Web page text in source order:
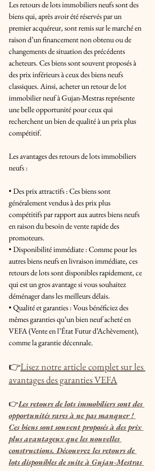
Les retours de lots immobiliers neufs sont des
biens qui, après avoir été réservés par un
premier acquéreur, sont remis sur le marché en
raison d’un financement non obtenu ou de
changements de situation des précédents
acheteurs. Ces biens sont souvent proposés à
des prix inférieurs à ceux des biens neufs
classiques. Ainsi, acheter un retour de lot
immobilier neuf à Gujan-Mestras représente
une belle opportunité pour ceux qui
recherchent un bien de qualité à un prix plus
compétitif.
Les avantages des retours de lots immobiliers
neufs :
• Des prix attractifs : Ces biens sont
généralement vendus à des prix plus
compétitifs par rapport aux autres biens neufs
en raison du besoin de vente rapide des
promoteurs.
• Disponibilité immédiate : Comme pour les
autres biens neufs en livraison immédiate, ces
retours de lots sont disponibles rapidement, ce
qui est un gros avantage si vous souhaitez
déménager dans les meilleurs délais.
• Qualité et garanties : Vous bénéficiez des
mêmes garanties qu’un bien neuf acheté en
VEFA (Vente en l’État Futur d’Achèvement),
comme la garantie décennale.
👉Lisez notre article complet sur les
avantages des garanties VEFA
👉Les retours de lots immobiliers sont des
opportunités rares à ne pas manquer !
Ces biens sont souvent proposés à des prix
plus avantageux que les nouvelles
constructions. Découvrez les retours de
lots disponibles de suite à Gujan-Mestras